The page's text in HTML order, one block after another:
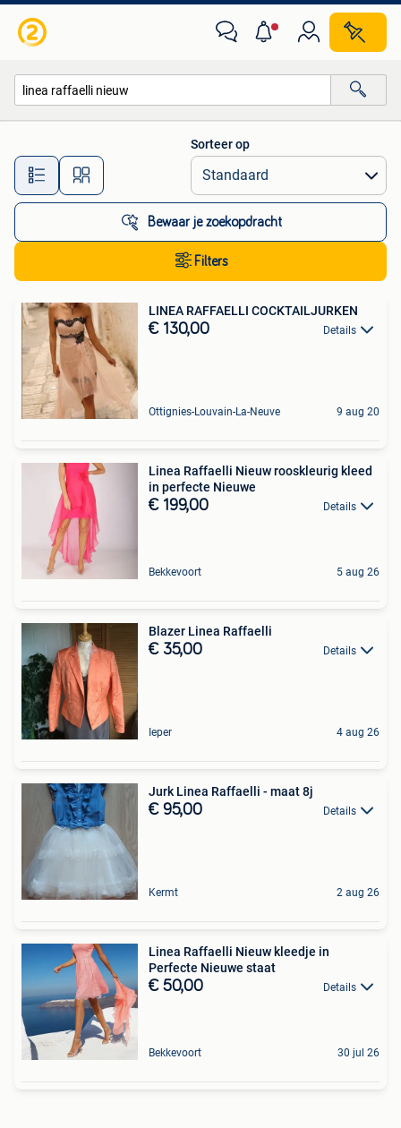
Alle afstanden…
Sorteer op
Bewaar je zoekopdracht
Filters
LINEA RAFFAELLI COCKTAILJURKEN
€ 130,00 Details
Ottignies-Louvain-La-Neuve 9 aug 20
Linea Raffaelli Nieuw rooskleurig kleed
in perfecte Nieuwe
€ 199,00 Details
Bekkevoort 5 aug 26
Blazer Linea Raffaelli
€ 35,00 Details
Ieper 4 aug 26
Jurk Linea Raffaelli - maat 8j
€ 95,00 Details
Kermt 2 aug 26
Linea Raffaelli Nieuw kleedje in
Perfecte Nieuwe staat
€ 50,00 Details
Bekkevoort 30 jul 26